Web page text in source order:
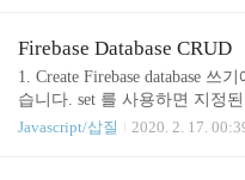
(); let thumbnaills = [];
ath } = i; thumbnaills.push({..
Firebase Database CRUD
1. Create Firebase database 쓰
습니다. set 를 사용하면 지정
를 포함하여 모든 데이터를 덮
Javascript/삽질 2020. 2. 17.